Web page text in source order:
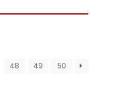
48 49 50